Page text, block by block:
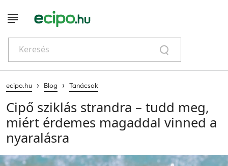
Keresés
ecipo.hu › Blog › Tanácsok
Cipő sziklás strandra – tudd meg,
miért érdemes magaddal vinned a
nyaralásra